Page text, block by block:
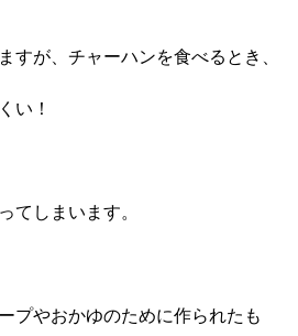
すが、チャーハンを食べるとき、
い！
てしまいます。
プやおかゆのために作られたも